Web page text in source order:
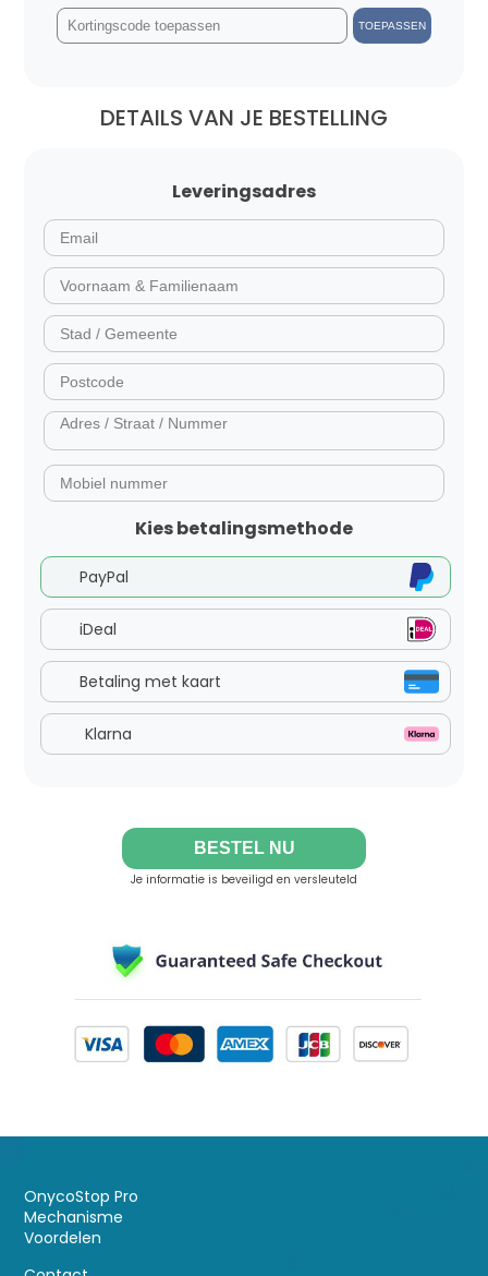
TOEPASSEN
DETAILS VAN JE BESTELLING
Leveringsadres
Kies betalingsmethode
PayPal
iDeal
Betaling met kaart
Klarna
BESTEL NU
Je informatie is beveiligd en versleuteld
OnycoStop Pro
Mechanisme
Voordelen